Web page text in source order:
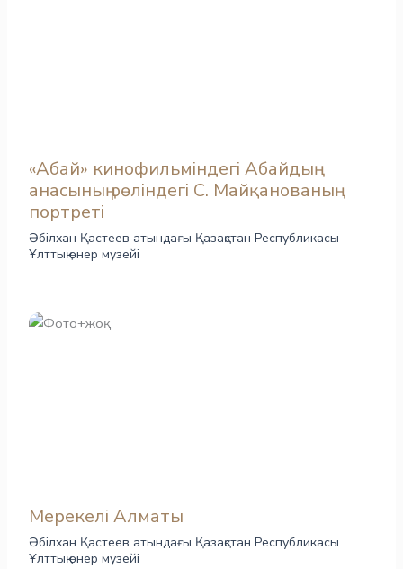
«Абай» кинофильміндегі Абайдың
анасының рөліндегі С. Майқанованың
портреті
Әбілхан Қастеев атындағы Қазақстан Республикасы
Ұлттық өнер музейі
Мерекелі Алматы
Әбілхан Қастеев атындағы Қазақстан Республикасы
Ұлттық өнер музейі